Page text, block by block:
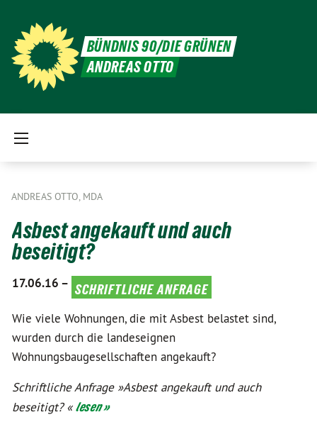
BÜNDNIS 90/DIE GRÜNEN
ANDREAS OTTO
ANDREAS OTTO, MDA
Asbest angekauft und auch
beseitigt?
17.06.16 – schriftliche anfrage
Wie viele Wohnungen, die mit Asbest belastet sind,
wurden durch die landeseignen
Wohnungsbaugesellschaften angekauft?
Schriftliche Anfrage »Asbest angekauft und auch
beseitigt? «lesen »